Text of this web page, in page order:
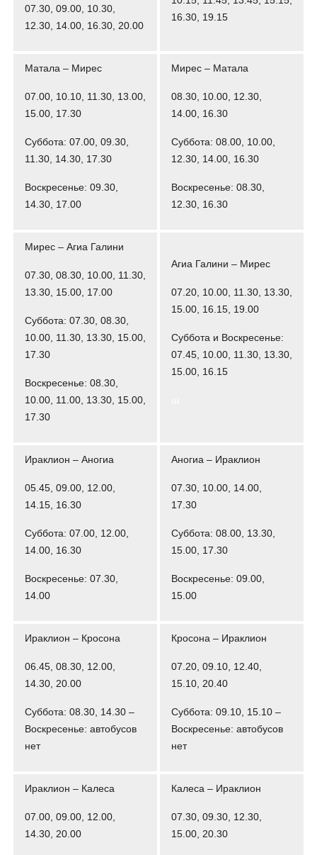
07.30, 09.00, 10.30,
12.30, 14.00, 16.30, 20.00
16.30, 19.15
Матала – Мирес
07.00, 10.10, 11.30, 13.00,
15.00, 17.30
Суббота: 07.00, 09.30,
11.30, 14.30, 17.30
Воскресенье: 09.30,
14.30, 17.00
Мирес – Матала
08.30, 10.00, 12.30,
14.00, 16.30
Суббота: 08.00, 10.00,
12.30, 14.00, 16.30
Воскресенье: 08.30,
12.30, 16.30
Мирес – Агиа Галини
07.30, 08.30, 10.00, 11.30,
13.30, 15.00, 17.00
Суббота: 07.30, 08.30,
10.00, 11.30, 13.30, 15.00,
17.30
Воскресенье: 08.30,
10.00, 11.00, 13.30, 15.00,
17.30
Агиа Галини – Мирес
07.20, 10.00, 11.30, 13.30,
15.00, 16.15, 19.00
Суббота и Воскресенье:
07.45, 10.00, 11.30, 13.30,
15.00, 16.15
Ираклион – Аногиа
05.45, 09.00, 12.00,
14.15, 16.30
Суббота: 07.00, 12.00,
14.00, 16.30
Воскресенье: 07.30,
14.00
Аногиа – Ираклион
07.30, 10.00, 14.00,
17.30
Суббота: 08.00, 13.30,
15.00, 17.30
Воскресенье: 09.00,
15.00
Ираклион – Кросона
06.45, 08.30, 12.00,
14.30, 20.00
Суббота: 08.30, 14.30 –
Воскресенье: автобусов
нет
Кросона – Ираклион
07.20, 09.10, 12.40,
15.10, 20.40
Суббота: 09.10, 15.10 –
Воскресенье: автобусов
нет
Ираклион – Калеса
07.00, 09.00, 12.00,
14.30, 20.00
Калеса – Ираклион
07.30, 09.30, 12.30,
15.00, 20.30